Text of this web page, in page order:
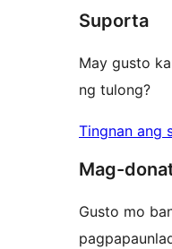
Suporta
May gusto
ng tulong?
Tingnan ang
Mag-
Gusto mo